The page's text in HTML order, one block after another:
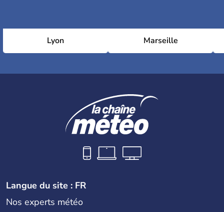
Lyon Marseille
Langue du site : FR
Nos experts météo